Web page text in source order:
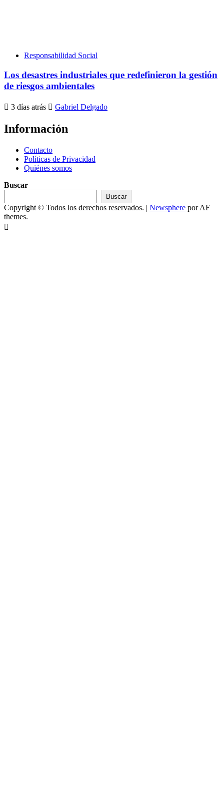
Responsabilidad Social
Los desastres industriales que redefinieron la gestión
de riesgos ambientales
3 días atrás Gabriel Delgado
Información
Contacto
Políticas de Privacidad
Quiénes somos
Buscar
Buscar
Copyright © Todos los derechos reservados. | Newsphere por AF
themes.